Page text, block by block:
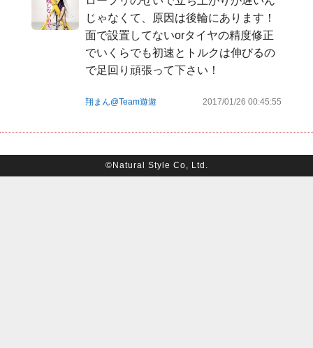
じゃなくて、原因は後輪にあります！
面で設置してないorタイヤの精度修正
でいくらでも初速とトルクは伸びるの
で足回り頑張って下さい！
翔まん@Team遊遊 2017/01/26 00:45:55
©Natural Style Co, Ltd.